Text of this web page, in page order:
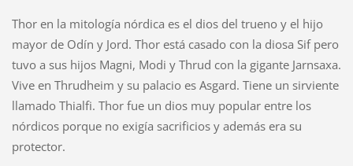
Thor en la mitología nórdica es el dios del trueno y el hijo
mayor de Odín y Jord. Thor está casado con la diosa Sif pero
tuvo a sus hijos Magni, Modi y Thrud con la gigante Jarnsaxa.
Vive en Thrudheim y su palacio es Asgard. Tiene un sirviente
llamado Thialfi. Thor fue un dios muy popular entre los
nórdicos porque no exigía sacrificios y además era su
protector.